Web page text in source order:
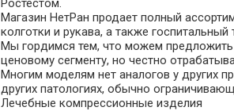
Ростестом.
Магазин НетРан продает полный
колготки и рукава, а также
Мы гордимся тем, что можем предложить
ценовому сегменту, но честно
Многим моделям нет аналогов у других
других патологиях, обычно
Лечебные компрессионные изделия